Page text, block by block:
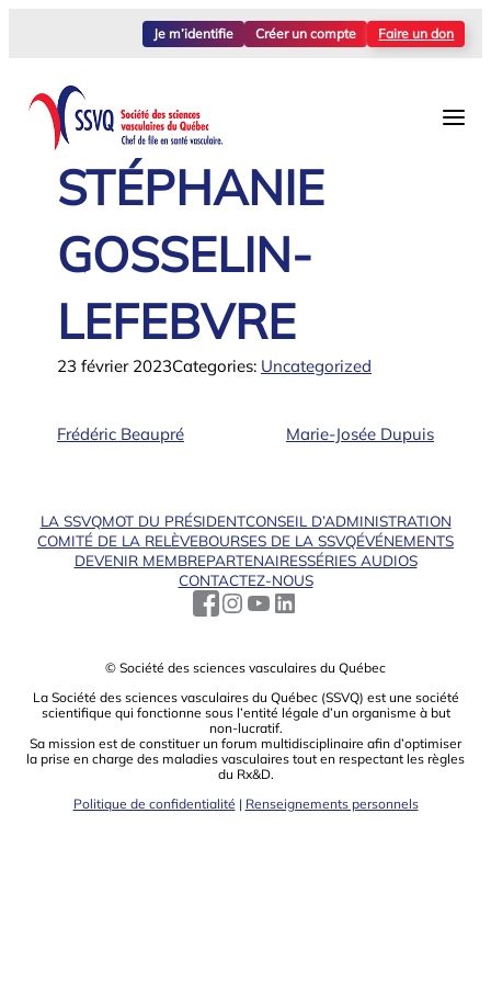
Je m’identifie Créer un compte Faire un don
STÉPHANIE
GOSSELIN-
LEFEBVRE
23 février 2023Categories: Uncategorized
Frédéric Beaupré Marie-Josée Dupuis
LA SSVQMOT DU PRÉSIDENTCONSEIL D’ADMINISTRATION
COMITÉ DE LA RELÈVEBOURSES DE LA SSVQÉVÉNEMENTS
DEVENIR MEMBREPARTENAIRESSÉRIES AUDIOS
CONTACTEZ-NOUS
© Société des sciences vasculaires du Québec
La Société des sciences vasculaires du Québec (SSVQ) est une société
scientiﬁque qui fonctionne sous l’entité légale d’un organisme à but
non-lucratif.
Sa mission est de constituer un forum multidisciplinaire aﬁn d’optimiser
la prise en charge des maladies vasculaires tout en respectant les règles
du Rx&D.
Politique de confidentialité | Renseignements personnels